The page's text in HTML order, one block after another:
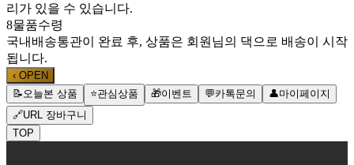
리가 있을 수 있습니다.
8물품수령
국내배송통관이 완료 후, 상품은 회원님의 댁으로 배송이 시작
됩니다.
‹ OPEN
📝 오늘본 상품 ⭐관심상품 🎁이벤트 💬카톡문의 👤마이페이지
🔗URL 장바구니
TOP